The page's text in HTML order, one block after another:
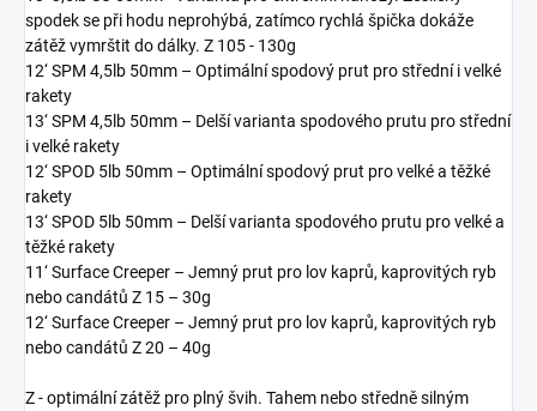
spodek se při hodu neprohýbá, zatímco rychlá špička dokáže
zátěž vymrštit do dálky. Z 105 - 130g
12‘ SPM 4,5lb 50mm – Optimální spodový prut pro střední i velké
rakety
13‘ SPM 4,5lb 50mm – Delší varianta spodového prutu pro střední
i velké rakety
12‘ SPOD 5lb 50mm – Optimální spodový prut pro velké a těžké
rakety
13‘ SPOD 5lb 50mm – Delší varianta spodového prutu pro velké a
těžké rakety
11‘ Surface Creeper – Jemný prut pro lov kaprů, kaprovitých ryb
nebo candátů Z 15 – 30g
12‘ Surface Creeper – Jemný prut pro lov kaprů, kaprovitých ryb
nebo candátů Z 20 – 40g
Z - optimální zátěž pro plný švih. Tahem nebo středně silným